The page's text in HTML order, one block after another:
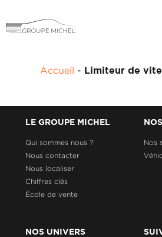
DACIA
LIGIER
MICROCAR
LIGIER
PROFESSIONAL
GROUPE
ACADÉMIE
HISTORIQUE
DU
MICHEL
Accueil - Limiteur de
LE GROUPE MICHEL
Qui sommes nous ?
Nous contacter
Nous localiser
Chiffres clés
École de vente
Nos
NOS UNIVERS